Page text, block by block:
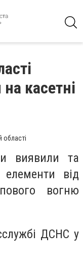
касетні
виявили та
від
вогню
ДСНС у